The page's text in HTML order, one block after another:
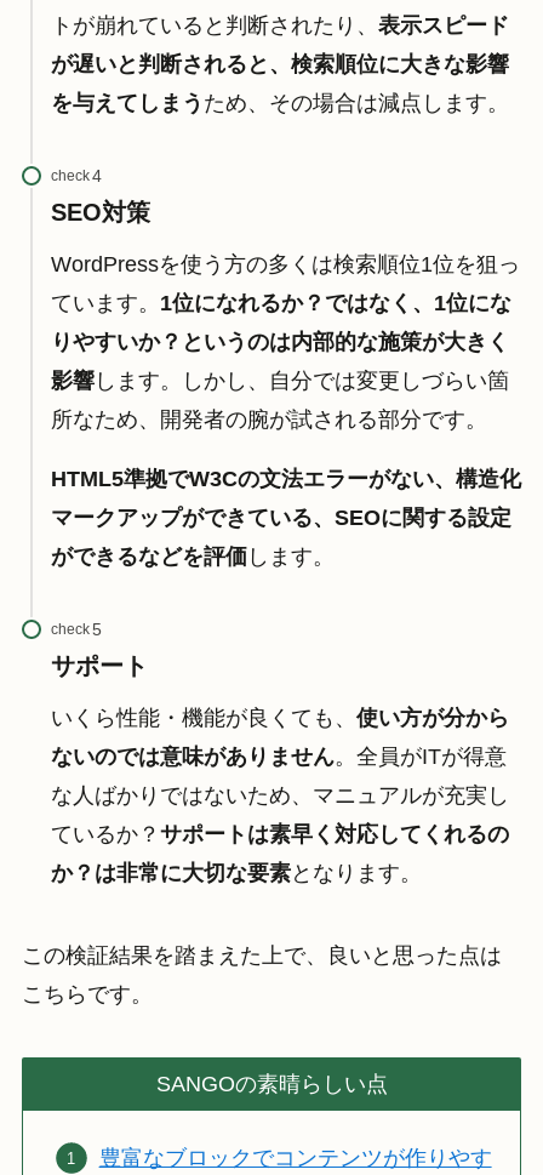
トが崩れていると判断されたり、 表示スピード
が遅いと判断されると、検索順位に大きな影響
を与えてしまう ため、その場合は減点します。
check
SEO対策
WordPressを使う方の多くは検索順位1位を狙っ
ています。 1位になれるか？ではなく、1位にな
りやすいか？というのは内部的な施策が大きく
影響します。しかし、自分では変更しづらい箇
所なため、開発者の腕が試される部分です。
HTML5準拠でW3Cの文法エラーがない、構造化
マークアップができている、SEOに関する設定
ができるなどを評価します。
check
サポート
いくら性能・機能が良くても、 使い方が分から
ないのでは意味がありません。全員がITが得意
な人ばかりではないため、マニュアルが充実し
ているか？ サポートは素早く対応してくれるの
か？は非常に大切な要素となります。
この検証結果を踏まえた上で、良いと思った点は
こちらです。
SANGOの素晴らしい点
豊富なブロックでコンテンツが作りやす